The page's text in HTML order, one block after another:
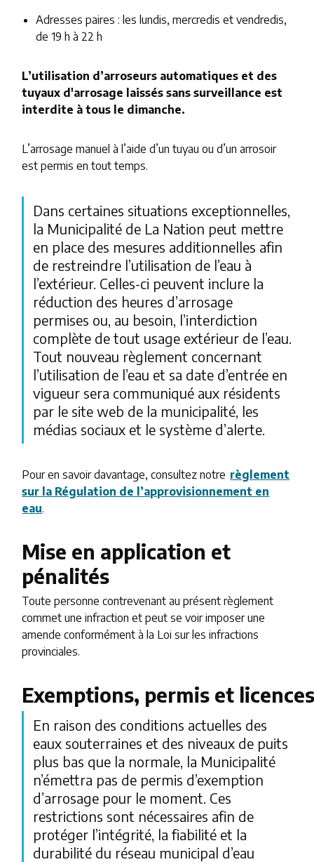
Adresses paires : les lundis, mercredis et vendredis,
de 19 h à 22 h
L’utilisation d’arroseurs automatiques et des
tuyaux d'arrosage laissés sans surveillance est
interdite à tous le dimanche.
L’arrosage manuel à l’aide d’un tuyau ou d’un arrosoir
est permis en tout temps.
Dans certaines situations exceptionnelles,
la Municipalité de La Nation peut mettre
en place des mesures additionnelles afin
de restreindre l’utilisation de l’eau à
l’extérieur. Celles-ci peuvent inclure la
réduction des heures d’arrosage
permises ou, au besoin, l’interdiction
complète de tout usage extérieur de l’eau.
Tout nouveau règlement concernant
l’utilisation de l’eau et sa date d’entrée en
vigueur sera communiqué aux résidents
par le site web de la municipalité, les
médias sociaux et le système d’alerte.
Pour en savoir davantage, consultez notre règlement
sur la Régulation de l’approvisionnement en
eau.
Mise en application et
pénalités
Toute personne contrevenant au présent règlement
commet une infraction et peut se voir imposer une
amende conformément à la Loi sur les infractions
provinciales.
Exemptions, permis et
En raison des conditions actuelles des
eaux souterraines et des niveaux de puits
plus bas que la normale, la Municipalité
n’émettra pas de permis d’exemption
d’arrosage pour le moment. Ces
restrictions sont nécessaires afin de
protéger l’intégrité, la fiabilité et la
durabilité du réseau municipal d’eau